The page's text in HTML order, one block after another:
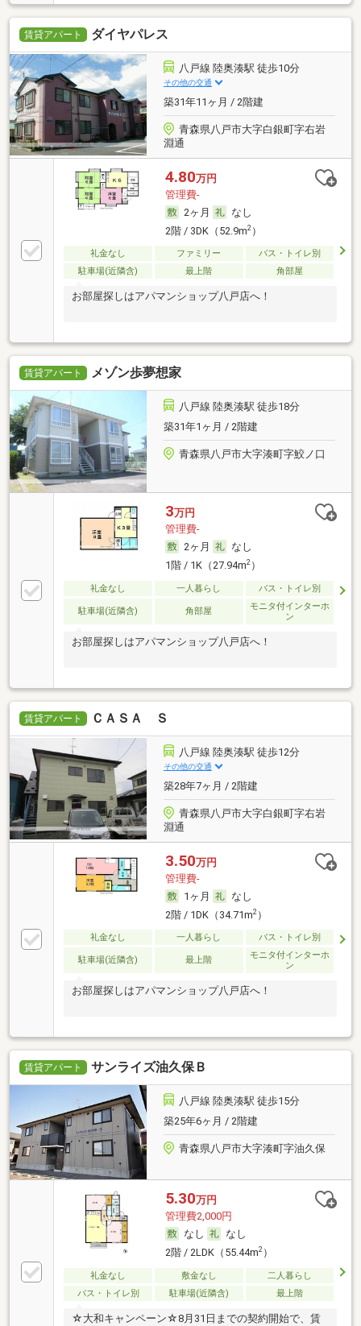
賃貸アパート ダイヤパレス
八戸線 陸奥湊駅 徒歩10分
その他の交通
築31年11ヶ月 / 2階建
青森県八戸市大字白銀町字右岩
淵通
4.80万円
管理費-
2ヶ月
なし
2階 / 3DK（52.9m2）
礼金なし ファミリー
バス・トイレ別
駐車場(近隣含)
最上階 角部屋
お部屋探しはアパマンショップ八戸店へ！
賃貸アパート メゾン歩夢想家
八戸線 陸奥湊駅 徒歩18分
築31年1ヶ月 / 2階建
青森県八戸市大字湊町字鮫ノ口
3万円
管理費-
2ヶ月
なし
1階 / 1K（27.94m2）
礼金なし 一人暮らし バス・トイレ別
駐車場(近隣含) 角部屋
モニタ付インターホ
ン
お部屋探しはアパマンショップ八戸店へ！
賃貸アパート ＣＡＳＡ Ｓ
八戸線 陸奥湊駅 徒歩12分
その他の交通
築28年7ヶ月 / 2階建
青森県八戸市大字白銀町字右岩
淵通
3.50万円
管理費-
1ヶ月
なし
2階 / 1DK（34.71m2）
礼金なし 一人暮らし バス・トイレ別
駐車場(近隣含) 最上階
モニタ付インターホ
ン
お部屋探しはアパマンショップ八戸店へ！
賃貸アパート サンライズ油久保Ｂ
八戸線 陸奥湊駅 徒歩15分
築25年6ヶ月 / 2階建
青森県八戸市大字湊町字油久保
5.30万円
管理費2,000円
なし
なし
2階 / 2LDK（55.44m2）
礼金なし 敷金なし
二人暮らし
バス・トイレ別
駐車場(近隣含) 最上階
☆大和キャンペーン☆8月31日までの契約開始で、賃